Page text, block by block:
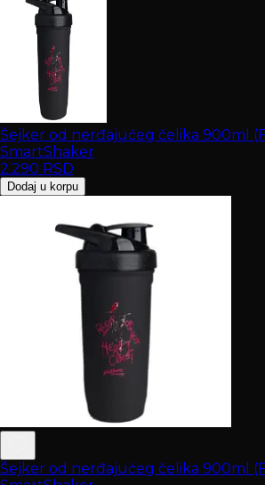
Šejker od nerđajućeg čelika 900ml
SmartShaker
2.290 RSD
Dodaj u korpu
Šejker od nerđajućeg čelika 900ml